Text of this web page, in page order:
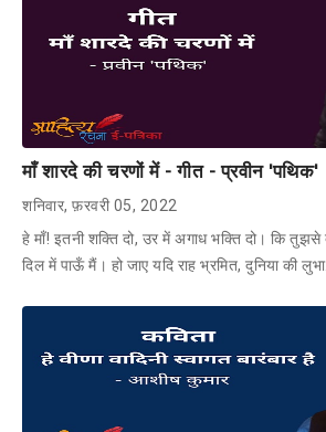
माँ शारदे की चरणों में - गीत - प्रवीन 'पथिक'
शनिवार, फ़रवरी 05, 2022
हे माँ! इतनी शक्ति दो, उर में अगाध भक्ति दो। कि
दिल में पाऊँ मैं। हो जाए यदि राह भ्रमित, दुनिया की लुभा…